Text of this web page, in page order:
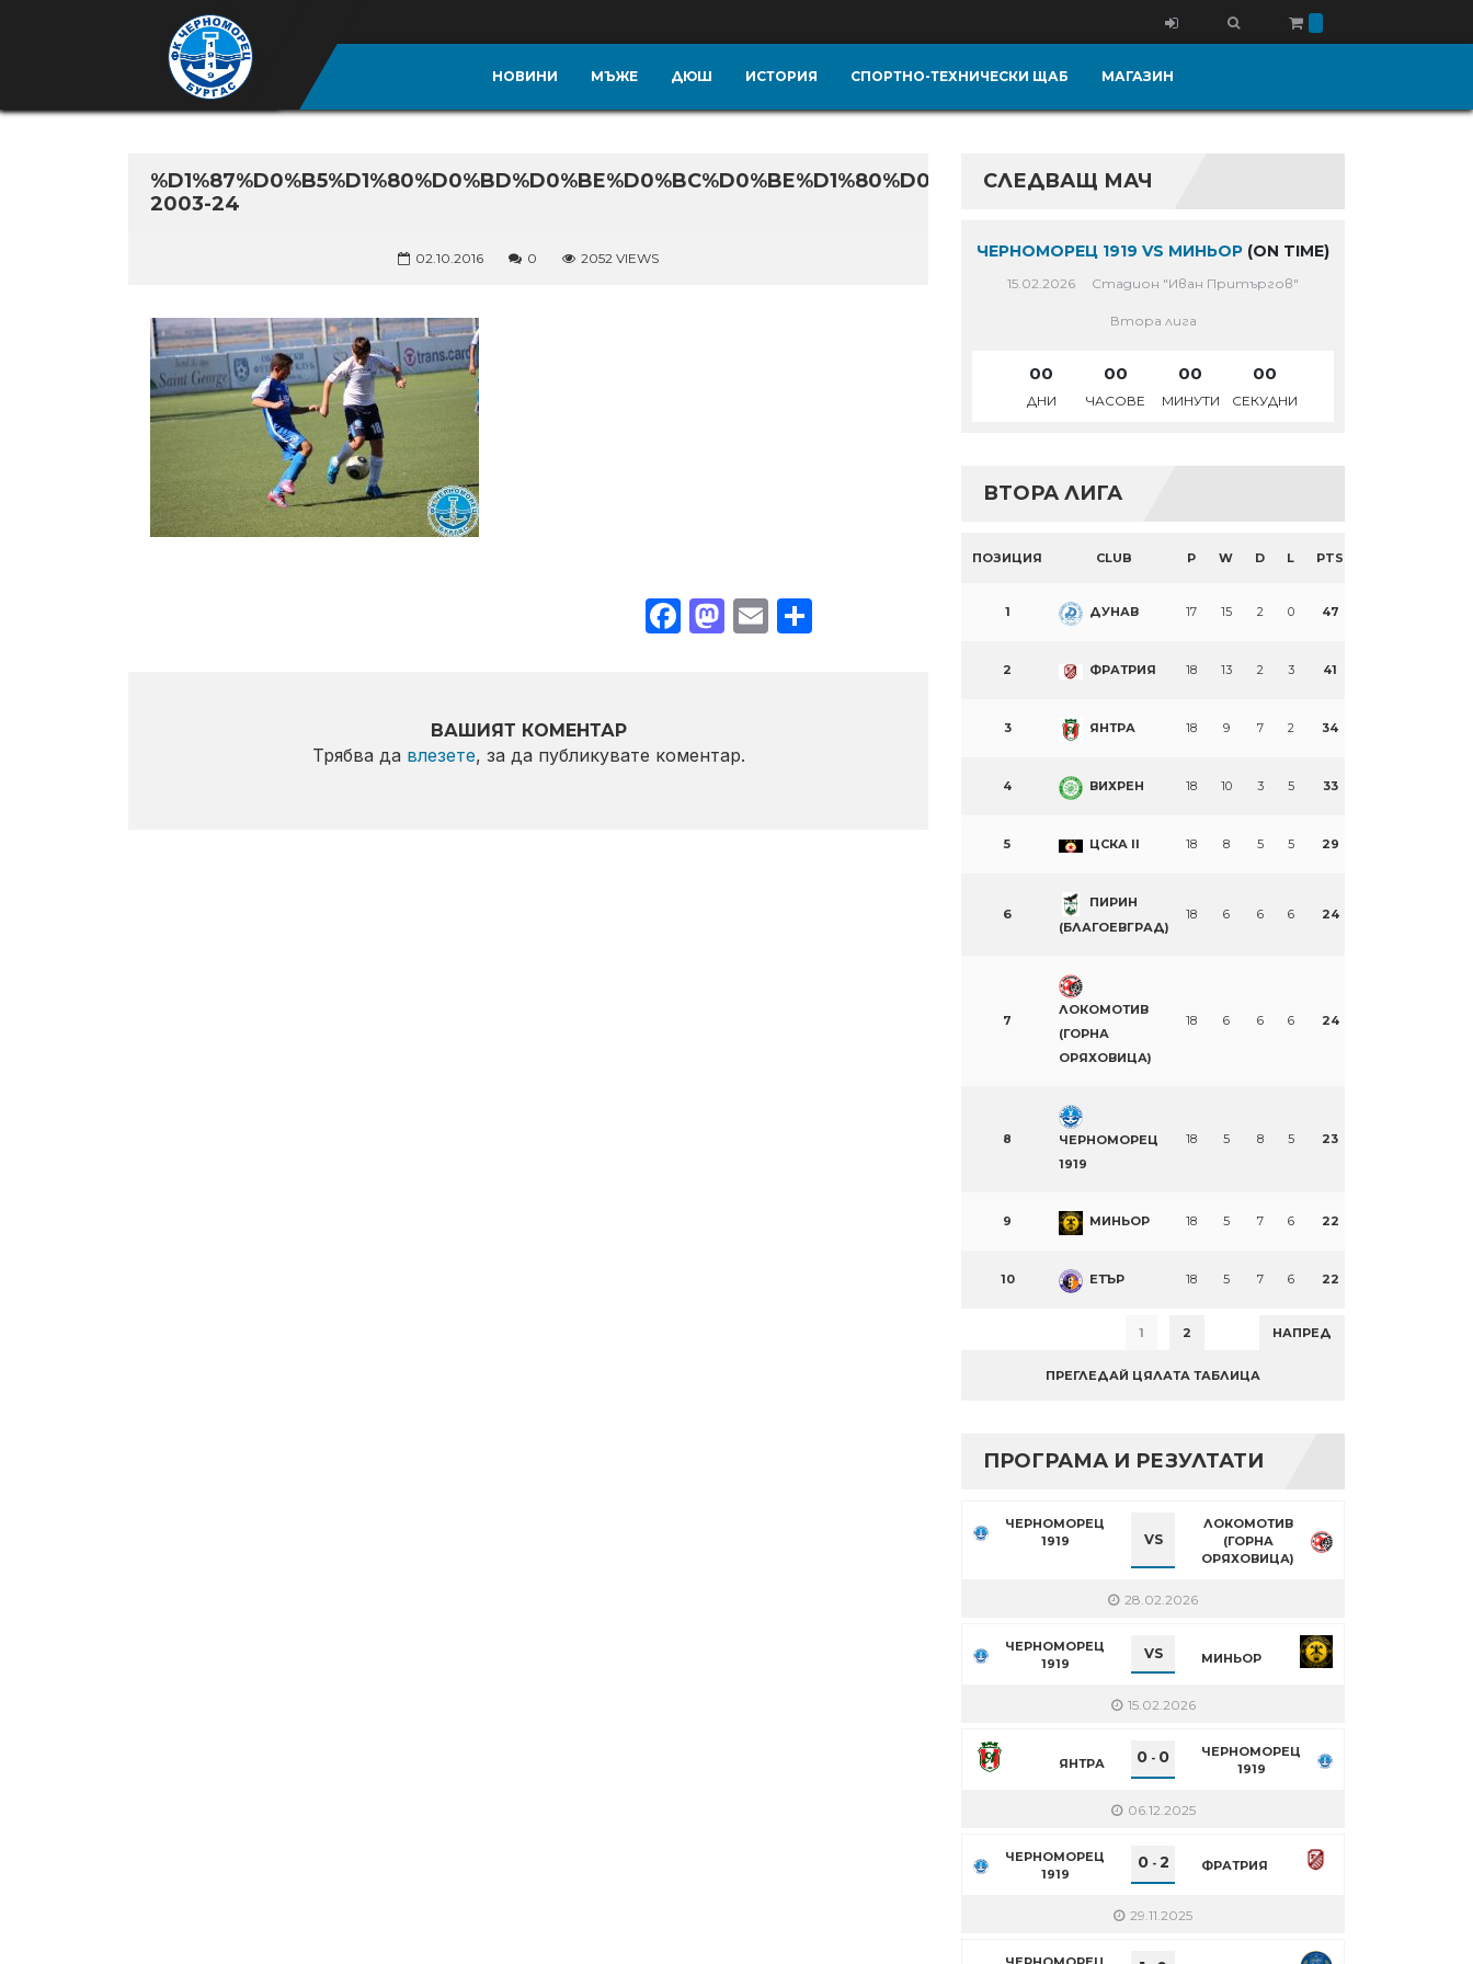
НОВИНИ МЪЖЕ ДЮШ ИСТОРИЯ СПОРТНО-ТЕХНИЧЕСКИ ЩАБ МАГАЗИН
%D1%87%D0%B5%D1%80%D0%BD%D0%BE%D0%BC%D0%BE%D1%80%D0%B5%D1%86-
2003-24
02.10.2016 0 2052 VIEWS
Facebook
Mastodon
EmailShare
ВАШИЯТ КОМЕНТАР
Трябва да влезете, за да публикувате коментар.
СЛЕДВАЩ МАЧ
ЧЕРНОМОРЕЦ 1919 VS МИНЬОР (ON TIME)
15.02.2026 Стадион "Иван Притъргов"
Втора лига
00
ДНИ
00
ЧАСОВЕ
00
МИНУТИ
00
СЕКУДНИ
ВТОРА ЛИГА
ПОЗИЦИЯ CLUB P W D L PTS
1 ДУНАВ 17 15 2 0 47
2 ФРАТРИЯ 18 13 2 3 41
3 ЯНТРА 18 9 7 2 34
4 ВИХРЕН 18 10 3 5 33
5 ЦСКА II 18 8 5 5 29
6
ПИРИН
(БЛАГОЕВГРАД)
18 6 6 6 24
7
ЛОКОМОТИВ
(ГОРНА
ОРЯХОВИЦА)
18 6 6 6 24
8
ЧЕРНОМОРЕЦ
1919
18 5 8 5 23
9 МИНЬОР 18 5 7 6 22
10 ЕТЪР 18 5 7 6 22
1 2 НАПРЕД
ПРЕГЛЕДАЙ ЦЯЛАТА ТАБЛИЦА
ПРОГРАМА И РЕЗУЛТАТИ
ЧЕРНОМОРЕЦ
1919
VS
ЛОКОМОТИВ
(ГОРНА
ОРЯХОВИЦА)
28.02.2026
ЧЕРНОМОРЕЦ
1919
VS МИНЬОР
15.02.2026
ЯНТРА 0 - 0
ЧЕРНОМОРЕЦ
1919
06.12.2025
ЧЕРНОМОРЕЦ
1919
0- 2 ФРАТРИЯ
29.11.2025